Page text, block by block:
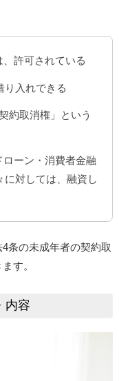
許可されている
り入れできる
約取消権」という
ーン・消費者金融
に対しては、融資し
条の未成年者の契約取
す。
内容